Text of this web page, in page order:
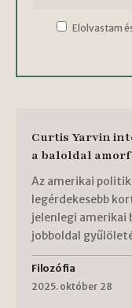
Elolvastam
Curtis Yarvin
a baloldal
Az amerikai
legérdekesebb
jelenlegi amerikai
jobboldal
Filozófia
2025. október 28